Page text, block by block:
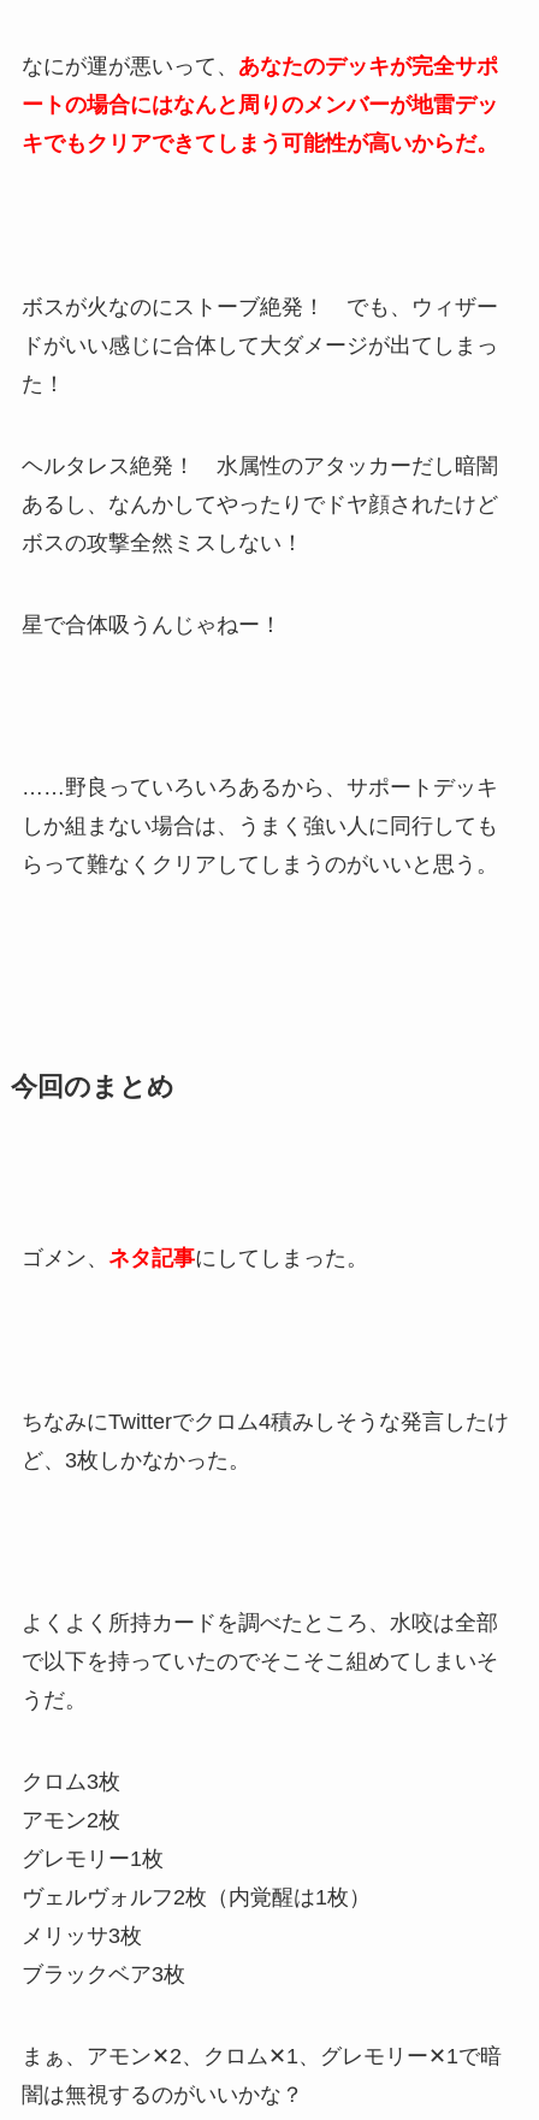
なにが運が悪いって、 あなたのデッキが完全サポ
ートの場合にはなんと周りのメンバーが地雷デッ
キでもクリアできてしまう可能性が高いからだ。
ボスが火なのにストーブ絶発！ でも、ウィザー
ドがいい感じに合体して大ダメージが出てしまっ
た！
ヘルタレス絶発！ 水属性のアタッカーだし暗闇
あるし、なんかしてやったりでドヤ顔されたけど
ボスの攻撃全然ミスしない！
星で合体吸うんじゃねー！
……野良っていろいろあるから、サポートデッキ
しか組まない場合は、うまく強い人に同行しても
らって難なくクリアしてしまうのがいいと思う。
今回のまとめ
ゴメン、 ネタ記事にしてしまった。
ちなみにTwitterでクロム4積みしそうな発言したけ
ど、3枚しかなかった。
よくよく所持カードを調べたところ、水咬は全部
で以下を持っていたのでそこそこ組めてしまいそ
うだ。
クロム3枚
アモン2枚
グレモリー1枚
ヴェルヴォルフ2枚（内覚醒は1枚）
メリッサ3枚
ブラックベア3枚
まぁ、アモン✕2、クロム✕1、グレモリー✕1で暗
闇は無視するのがいいかな？